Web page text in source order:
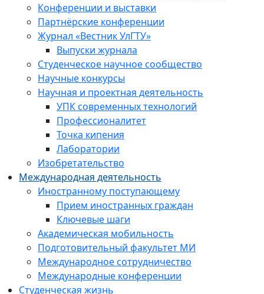
Конференции и выставки
Партнёрские конференции
Журнал «Вестник УлГТУ»
Выпуски журнала
Студенческое научное сообщество
Научные конкурсы
Научная и проектная деятельность
УПК современных технологий
Профессионалитет
Точка кипения
Лаборатории
Изобретательство
Международная деятельность
Иностранному поступающему
Прием иностранных граждан
Ключевые шаги
Академическая мобильность
Подготовительный факультет МИ
Международное сотрудничество
Международные конференции
Студенческая жизнь